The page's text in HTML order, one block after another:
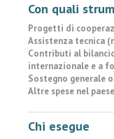
Con quali
Progetti di
Assistenza tecnica
Contributi al
internazionale e a
Sostegno generale
Altre spese nel
Chi esegue